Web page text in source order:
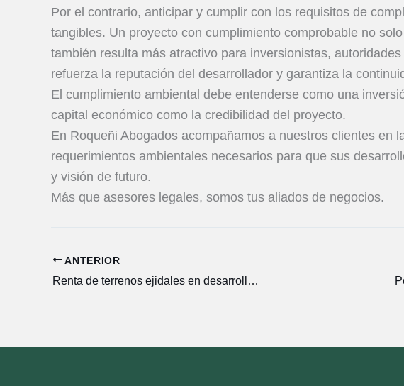
Por el contrario, anticipar y cumplir con los requisitos de
tangibles. Un proyecto con cumplimiento comprobable no
también resulta más atractivo para inversionistas,
refuerza la reputación del desarrollador y garantiza la
El cumplimiento ambiental debe entenderse como una
capital económico como la credibilidad del proyecto.
En Roqueñi Abogados acompañamos a nuestros clientes en
requerimientos ambientales necesarios para que sus
y visión de futuro.
Más que asesores legales, somos tus aliados de negocios.
ANTERIOR
Renta de terrenos ejidales en desarrollos inmobiliarios: una oportunidad con riesgos legales